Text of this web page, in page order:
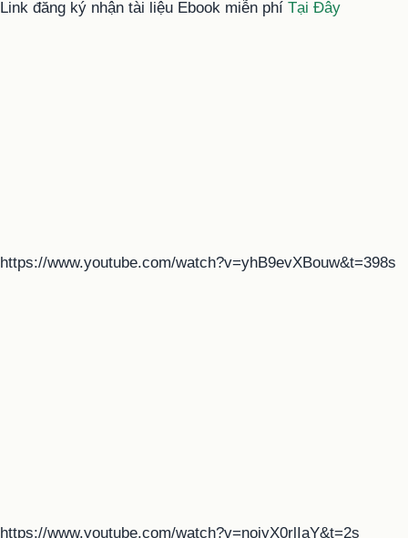
Link đăng ký nhận tài liệu Ebook miễn phí Tại Đây
https://www.youtube.com/watch?v=yhB9evXBouw&t=398s
https://www.youtube.com/watch?v=noiyX0rlIaY&t=2s